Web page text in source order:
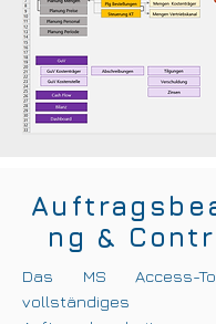
ng &
Das MS Access-
vollständiges